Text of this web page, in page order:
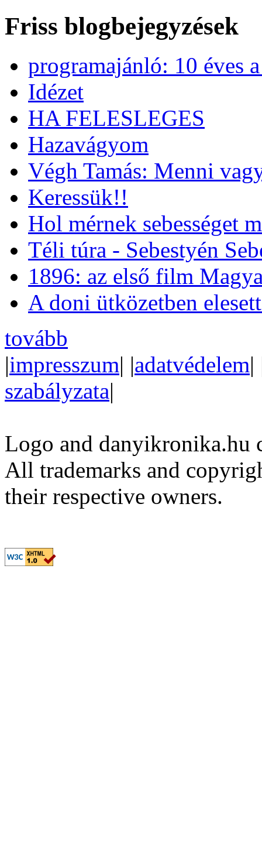
Friss blogbejegyzések
programajánló: 10 éves
Idézet
HA FELESLEGES
Hazavágyom
Végh Tamás: Menni
Keressük!!
Hol mérnek sebességet
Téli túra - Sebestyén
1896: az első film
A doni ütközetben
tovább
|impresszum| |adatvédelem|
szabályzata|
Logo and
All trademarks and
their respective owners.